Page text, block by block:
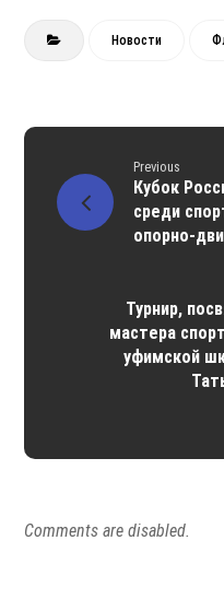
Новости
Previous
Кубок
среди
опорно-
Турнир,
мастера
уфимской
Comments are disabled.